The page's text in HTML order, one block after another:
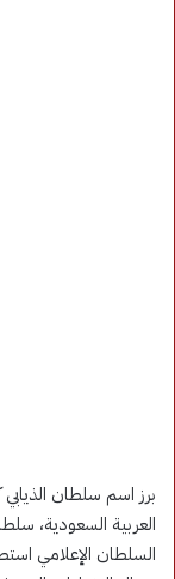
برز اسم سلطان الذيابي
العربية السعودية،
السلطان الإعلامي